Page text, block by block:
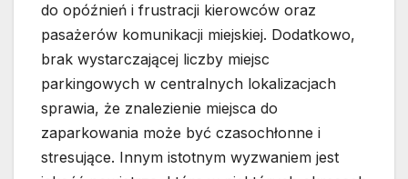
do opóźnień i frustracji kierowców oraz
pasażerów komunikacji miejskiej. Dodatkowo,
brak wystarczającej liczby miejsc
parkingowych w centralnych lokalizacjach
sprawia, że znalezienie miejsca do
zaparkowania może być czasochłonne i
stresujące. Innym istotnym wyzwaniem jest